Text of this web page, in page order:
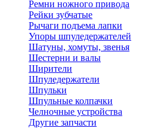
Ремни ножного привода
Рейки зубчатые
Рычаги подъема лапки
Упоры шпуледержателей
Шатуны, хомуты, звенья
Шестерни и валы
Ширители
Шпуледержатели
Шпульки
Шпульные колпачки
Челночные устройства
Другие запчасти